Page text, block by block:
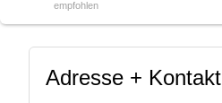
Adresse + Kontakt